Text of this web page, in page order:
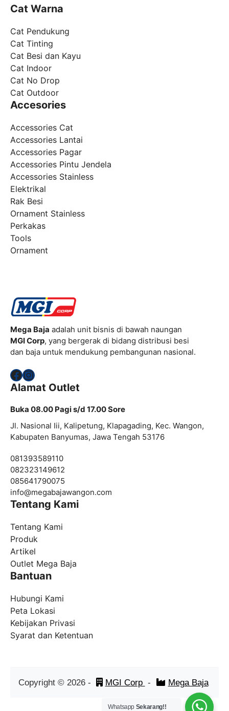
Cat Warna
Cat Pendukung
Cat Tinting
Cat Besi dan Kayu
Cat Indoor
Cat No Drop
Cat Outdoor
Accesories
Accessories Cat
Accessories Lantai
Accessories Pagar
Accessories Pintu Jendela
Accessories Stainless
Elektrikal
Rak Besi
Ornament Stainless
Perkakas
Tools
Ornament
Mega Baja adalah unit bisnis di bawah naungan
MGI Corp, yang bergerak di bidang distribusi besi
dan baja untuk mendukung pembangunan nasional.
Facebook
Instagram
Alamat Outlet
Buka 08.00 Pagi s/d 17.00 Sore
Jl. Nasional Iii, Kalipetung, Klapagading, Kec. Wangon,
Kabupaten Banyumas, Jawa Tengah 53176
081393589110
082323149612
085641790075
info@megabajawangon.com
Tentang Kami
Tentang Kami
Produk
Artikel
Outlet Mega Baja
Bantuan
Hubungi Kami
Peta Lokasi
Kebijakan Privasi
Syarat dan Ketentuan
Copyright © 2026- MGI Corp - Mega Baja
Whatsapp Sekarang!!